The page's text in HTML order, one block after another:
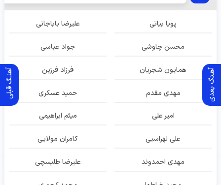
آهنـگ قبلی آهـنگ بعدی
پویا بیاتی علیرضا باباجانی
محسن چاوشی جواد عباسی
همایون شجریان فرزاد فرزین
مهدی مقدم حمید عسکری
امیر علی میثم ابراهیمی
علی لهراسبی کامران مولایی
مهدی احمدوند علیرضا طلیسچی